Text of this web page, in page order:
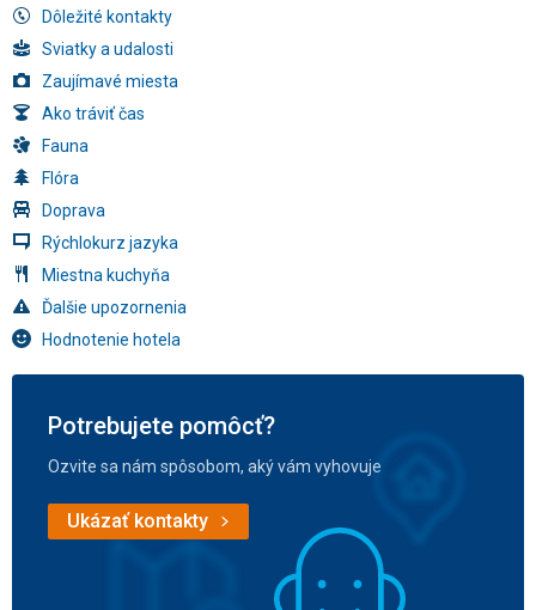
Dôležité kontakty
Sviatky a udalosti
Zaujímavé miesta
Ako tráviť čas
Fauna
Flóra
Doprava
Rýchlokurz jazyka
Miestna kuchyňa
Ďalšie upozornenia
Hodnotenie hotela
Potrebujete pomôcť?
Ozvite sa nám spôsobom, aký vám vyhovuje
Ukázať kontakty